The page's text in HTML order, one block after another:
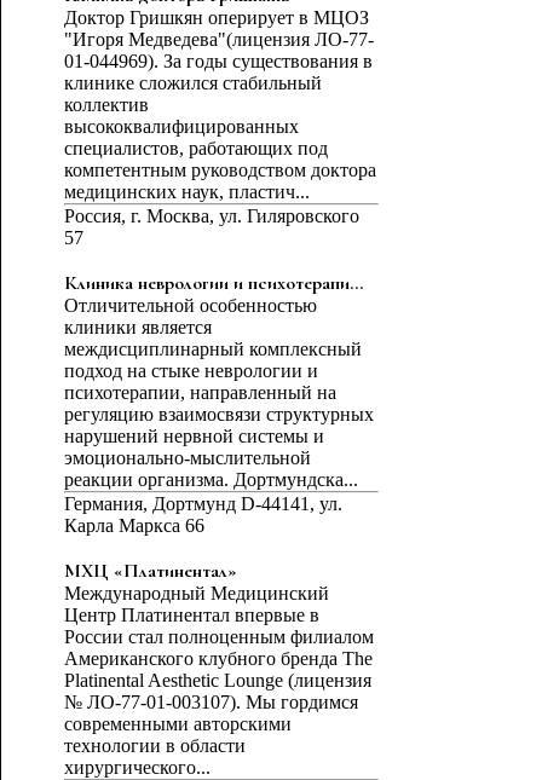
Доктор Гришкян оперирует в МЦОЗ
"Игоря Медведева"(лицензия ЛО-77-
01-044969). За годы существования в
клинике сложился стабильный
коллектив
высококвалифицированных
специалистов, работающих под
компетентным руководством доктора
медицинских наук, пластич...
Россия, г. Москва, ул. Гиляровского
57
Клиника неврологии и психотерапи...
Отличительной особенностью
клиники является
междисциплинарный комплексный
подход на стыке неврологии и
психотерапии, направленный на
регуляцию взаимосвязи структурных
нарушений нервной системы и
эмоционально-мыслительной
реакции организма. Дортмундска...
Германия, Дортмунд D-44141, ул.
Карла Маркса 66
МХЦ «Платинентал»
Международный Медицинский
Центр Платинентал впервые в
России стал полноценным филиалом
Американского клубного бренда The
Platinental Aesthetic Lounge (лицензия
№ ЛО-77-01-003107). Мы гордимся
современными авторскими
технологии в области
хирургического...